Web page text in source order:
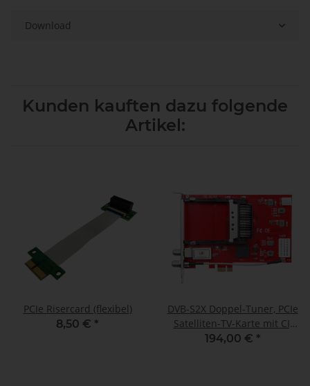
Download
Kunden kauften dazu folgende
Artikel:
PCIe Risercard (flexibel)
8,50 € *
DVB-S2X Doppel-Tuner, PCIe
Satelliten-TV-Karte mit CI,
TBS-6910 SE
194,00 € *